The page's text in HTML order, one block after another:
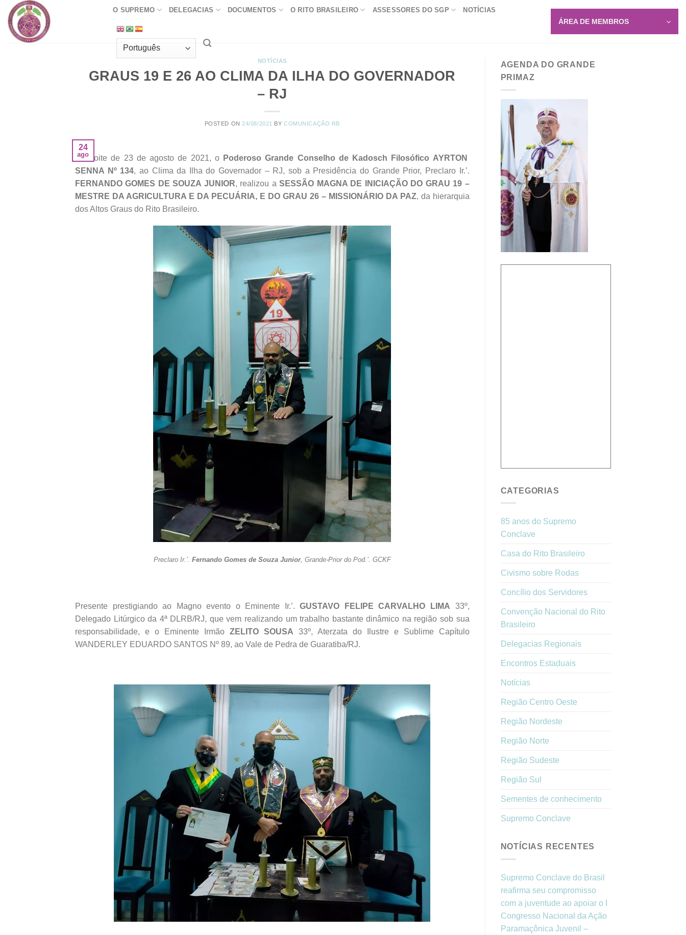
Skip
content
O SUPREMO DELEGACIAS DOCUMENTOS O RITO BRASILEIRO ASSESSORES DO SGP NOTÍCIAS
ÁREA DE MEMBROS
NOTÍCIAS
GRAUS 19 E 26 AO CLIMA DA ILHA DO GOVERNADOR
– RJ
POSTED ON24/08/2021 BYCOMUNICAÇÃO RB
24
ago
Na noite de 23 de agosto de 2021, o Poderoso Grande Conselho de Kadosch Filosófico AYRTON
SENNA Nº 134, ao Clima da Ilha do Governador – RJ, sob a Presidência do Grande Prior, Preclaro Ir.’.
FERNANDO GOMES DE SOUZA JUNIOR, realizou aSESSÃO MAGNA DE INICIAÇÃO DO GRAU 19 –
MESTRE DA AGRICULTURA E DA PECUÁRIA, E DO GRAU 26 – MISSIONÁRIO DA PAZ, da hierarquia
dos Altos Graus do Rito Brasileiro.
Preclaro Ir.’. Fernando Gomes de Souza Junior, Grande-Prior do Pod.’. GCKF
Presente prestigiando ao Magno evento o Eminente Ir.’.GUSTAVO FELIPE CARVALHO LIMA 33º,
Delegado Litúrgico da 4ª DLRB/RJ, que vem realizando um trabalho bastante dinâmico na região sob sua
responsabilidade, e o Eminente Irmão ZELITO SOUSA 33º, Aterzata do Ilustre e Sublime Capítulo
WANDERLEY EDUARDO SANTOS Nº 89, ao Vale de Pedra de Guaratiba/RJ.
AGENDA DO GRANDE
PRIMAZ
CATEGORIAS
85 anos do Supremo
Conclave
Casa do Rito Brasileiro
Civismo sobre Rodas
Concílio dos Servidores
Convenção Nacional do Rito
Brasileiro
Delegacias Regionais
Encontros Estaduais
Notícias
Região Centro Oeste
Região Nordeste
Região Norte
Região Sudeste
Região Sul
Sementes de conhecimento
Supremo Conclave
NOTÍCIAS RECENTES
Supremo Conclave do Brasil
reafirma seu compromisso
com a juventude ao apoiar o I
Congresso Nacional da Ação
Paramaçônica Juvenil –